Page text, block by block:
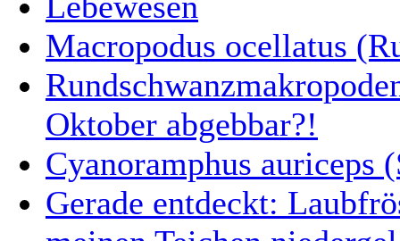
Macropodus ocellatus
Oktober abgebbar?!
Cyanoramphus auriceps
Gerade entdeckt: